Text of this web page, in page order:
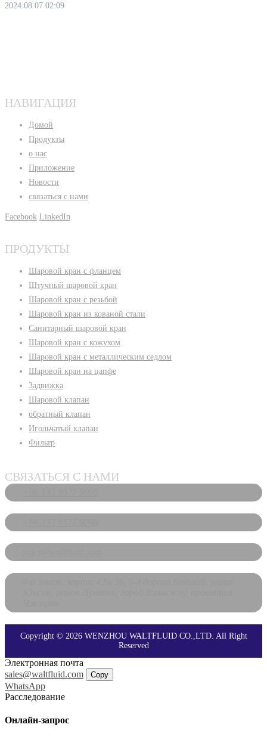
2024.08.07 02:09
НАВИГАЦИЯ
Домой
Продукты
о нас
Приложение
Новости
связаться с нами
Facebook LinkedIn
ПРОДУКТЫ
Шаровой кран с фланцем
Штучный шаровой кран
Шаровой кран с резьбой
Шаровой кран из кованой стали
Санитарный шаровой кран
Шаровой кран с кожухом
Шаровой кран с металлическим седлом
Шаровой кран на цапфе
Задвижка
Шаровой клапан
обратный клапан
Игольчатый клапан
Фильтр
СВЯЗАТЬСЯ С НАМИ
Copyright © 2026 WENZHOU WALTFLUID CO.,LTD. All Right
Reserved
Электронная почта
sales@waltfluid.com
Copy
WhatsApp
Расследование
Онлайн-запрос